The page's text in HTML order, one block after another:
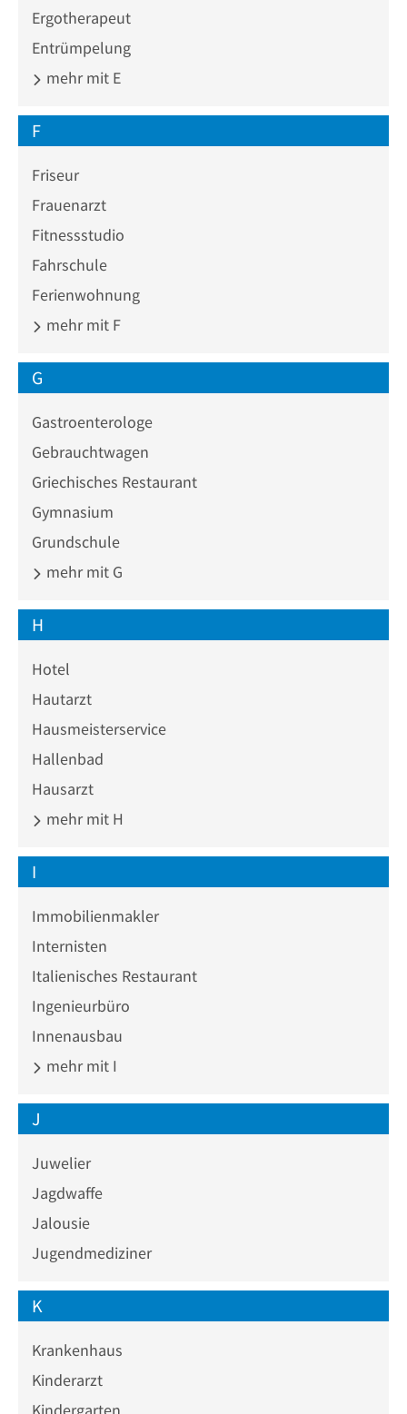
Ergotherapeut
Entrümpelung
mehr mit E
F
Friseur
Frauenarzt
Fitnessstudio
Fahrschule
Ferienwohnung
mehr mit F
G
Gastroenterologe
Gebrauchtwagen
Griechisches Restaurant
Gymnasium
Grundschule
mehr mit G
H
Hotel
Hautarzt
Hausmeisterservice
Hallenbad
Hausarzt
mehr mit H
I
Immobilienmakler
Internisten
Italienisches Restaurant
Ingenieurbüro
Innenausbau
mehr mit I
J
Juwelier
Jagdwaffe
Jalousie
Jugendmediziner
K
Krankenhaus
Kinderarzt
Kindergarten